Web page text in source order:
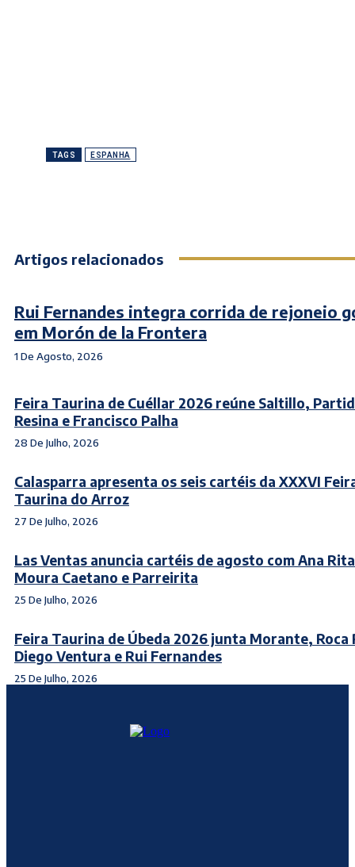
TAGS ESPANHA
Artigos relacionados
Rui Fernandes integra corrida de rejoneio
em Morón de la Frontera
1 De Agosto, 2026
Feira Taurina de Cuéllar 2026 reúne Saltillo,
Resina e Francisco Palha
28 De Julho, 2026
Calasparra apresenta os seis cartéis da XXXVI
Taurina do Arroz
27 De Julho, 2026
Las Ventas anuncia cartéis de agosto com Ana
Moura Caetano e Parreirita
25 De Julho, 2026
Feira Taurina de Úbeda 2026 junta Morante, Roca
Diego Ventura e Rui Fernandes
25 De Julho, 2026